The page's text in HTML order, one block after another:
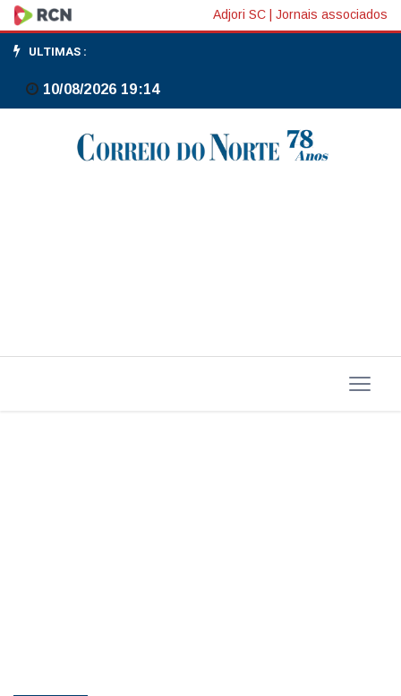
Ambulantes
que
se
formalizaram
como
2
Adjori SC Jornais associados
ULTIMAS :
10/08/2026 19:14